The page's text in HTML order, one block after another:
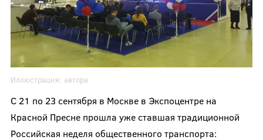
Иллюстрация: автора
С 21 по 23 сентября в Москве в Экспоцентре на
Красной Пресне прошла уже ставшая традиционной
Российская неделя общественного транспорта: